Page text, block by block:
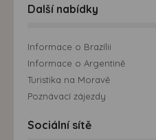
Další nabídky
Informace o Brazílii
Informace o Argentině
Turistika na Moravě
Poznávací zájezdy
Sociální sítě